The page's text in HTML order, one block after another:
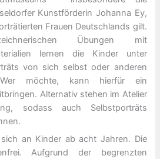
Kunstförderin Johanna Ey,
Frauen Deutschlands gilt.
Übungen mit
lernen die Kinder unter
von sich selbst oder anderen
möchte, kann hierfür ein
Alternativ stehen im Atelier
sodass auch Selbstporträts
an Kinder ab acht Jahren. Die
Aufgrund der begrenzten